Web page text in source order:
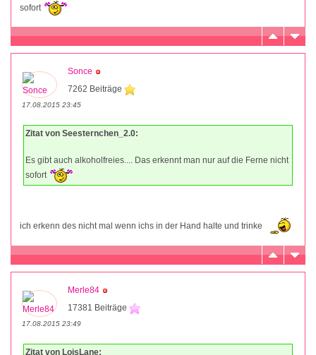
sofort
Sonce
7262 Beiträge
17.08.2015 23:45
Zitat von Seesternchen_2.0:
Es gibt auch alkoholfreies.... Das erkennt man nur auf die Ferne nicht
sofort
ich erkenn des nicht mal wenn ichs in der Hand halte und trinke
Merle84
17381 Beiträge
17.08.2015 23:49
Zitat von LoisLane: